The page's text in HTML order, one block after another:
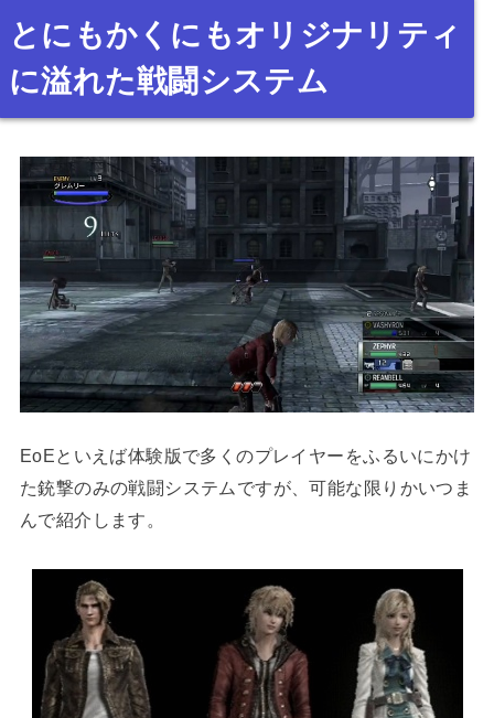
とにもかくにもオリジナリティ
に溢れた戦闘システム
EoEといえば体験版で多くのプレイヤーをふるいにかけ
た銃撃のみの戦闘システムですが、可能な限りかいつま
んで紹介します。